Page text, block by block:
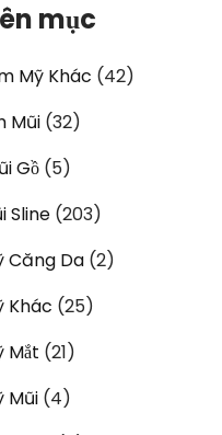
mục
Mỹ Khác (42)
Mũi (32)
Gồ (5)
Sline (203)
Căng Da (2)
Khác (25)
Mắt (21)
Mũi (4)